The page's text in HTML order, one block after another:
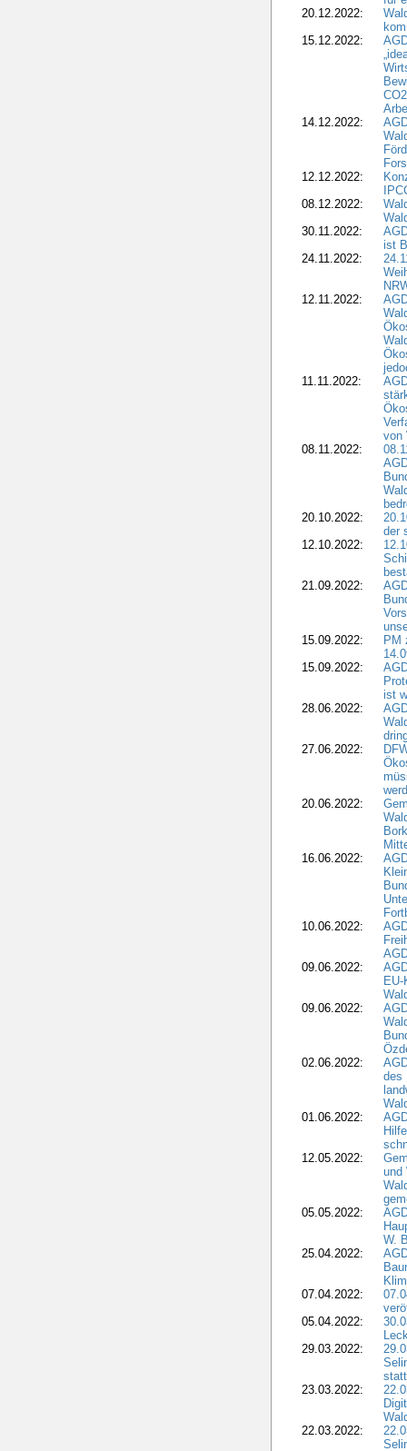
20.12.2022:
15.12.2022:
14.12.2022:
12.12.2022:
08.12.2022:
30.11.2022:
ist
24.11.2022:
12.11.2022:
11.11.2022:
von
08.11.2022:
20.10.2022:
der
12.10.2022:
21.09.2022:
15.09.2022:
PM
15.09.2022:
ist
28.06.2022:
27.06.2022:
20.06.2022:
16.06.2022:
10.06.2022:
09.06.2022:
09.06.2022:
02.06.2022:
des
01.06.2022:
12.05.2022:
und
05.05.2022:
W.
25.04.2022:
07.04.2022:
05.04.2022:
29.03.2022:
23.03.2022:
22.03.2022: